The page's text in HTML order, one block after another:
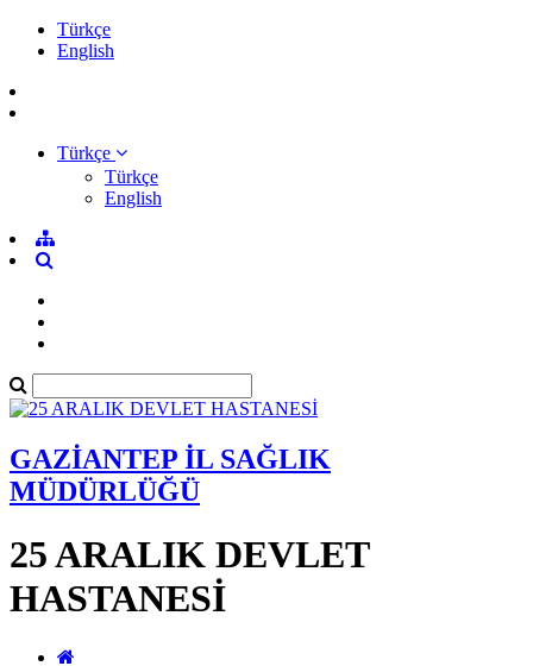
Türkçe
English
Türkçe
Türkçe
English
GAZİANTEP İL SAĞLIK
MÜDÜRLÜĞÜ
25 ARALIK DEVLET
HASTANESİ